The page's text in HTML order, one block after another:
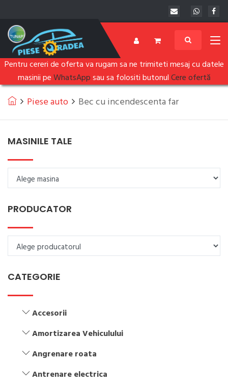
Pentru cereri de oferta va rugam sa ne trimiteti mesaj cu datele
masinii peWhatsAppsau sa folositi butonulCere ofertă
Piese auto Bec cu incendescenta far
MASINILE TALE
PRODUCATOR
CATEGORIE
Accesorii
Amortizarea Vehiculului
Angrenare roata
Antrenare electrica